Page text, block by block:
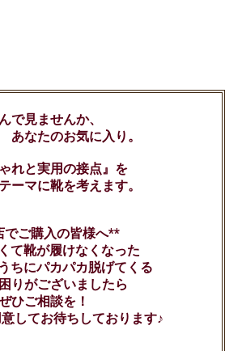
で見ませんか、
のお気に入り。
ゃれと実用の接点』を
靴を考えます。
でご購入の皆様へ**
て靴が履けなくなった
ちにパカパカ脱げてくる
りがございましたら
ひご相談を！
してお待ちしております♪